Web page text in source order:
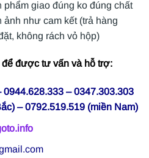
phẩm giao đúng ko đúng chất
như cam kết (trả hàng
không rách vỏ hộp)
được tư vấn và hỗ trợ:
0944.628.333 – 0347.303.303
– 0792.519.519 (miền Nam)